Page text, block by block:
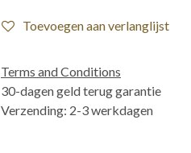
Toevoegen aan verlanglijst
Terms and Conditions
30-dagen geld terug garantie
Verzending: 2-3 werkdagen